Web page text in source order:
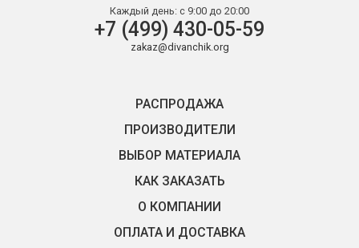
Каждый день: с 9:00 до 20:00
+7 (499) 430-05-59
zakaz@divanchik.org
РАСПРОДАЖА
ПРОИЗВОДИТЕЛИ
ВЫБОР МАТЕРИАЛА
КАК ЗАКАЗАТЬ
О КОМПАНИИ
ОПЛАТА И ДОСТАВКА